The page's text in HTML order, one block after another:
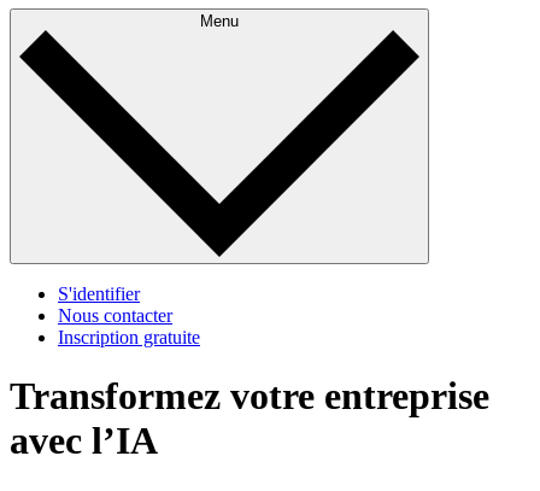
Menu
S'identifier
Nous contacter
Inscription gratuite
Transformez votre entreprise
avec l’IA